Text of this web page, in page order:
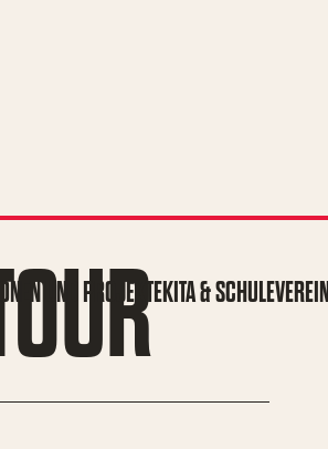
UND PROJEKTEKITA & SCHULEVEREIN